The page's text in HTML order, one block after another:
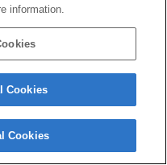
que algunos de
disponibles.
information.
Cookies
Cookies